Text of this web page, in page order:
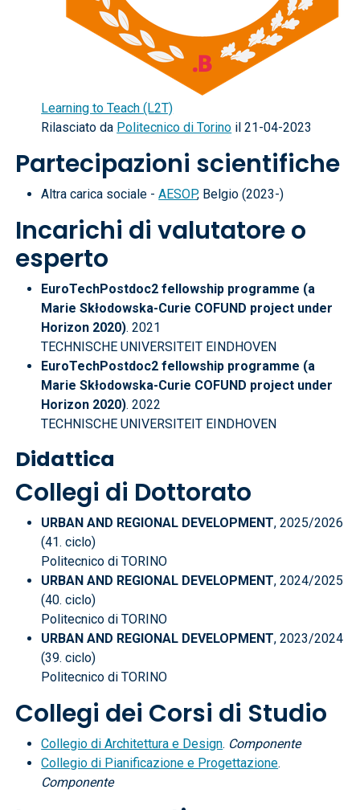
Learning to Teach (L2T)
Rilasciato da Politecnico di Torino il 21-04-2023
Partecipazioni scientifiche
Altra carica sociale -AESOP, Belgio (2023-)
Incarichi di valutatore o
esperto
EuroTechPostdoc2 fellowship programme (a
Marie Skłodowska-Curie COFUND project under
Horizon 2020). 2021
TECHNISCHE UNIVERSITEIT EINDHOVEN
EuroTechPostdoc2 fellowship programme (a
Marie Skłodowska-Curie COFUND project under
Horizon 2020). 2022
TECHNISCHE UNIVERSITEIT EINDHOVEN
Didattica
Collegi di Dottorato
URBAN AND REGIONAL DEVELOPMENT, 2025/2026
(41. ciclo)
Politecnico di TORINO
URBAN AND REGIONAL DEVELOPMENT, 2024/2025
(40. ciclo)
Politecnico di TORINO
URBAN AND REGIONAL DEVELOPMENT, 2023/2024
(39. ciclo)
Politecnico di TORINO
Collegi dei Corsi di Studio
Collegio di Architettura e Design. Componente
Collegio di Pianificazione e Progettazione.
Componente